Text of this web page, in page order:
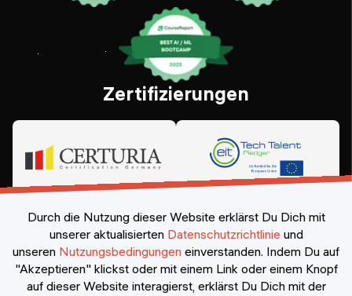
Zertifizierungen
Durch die Nutzung dieser Website erklärst Du Dich mit
unserer aktualisierten Datenschutzrichtlinie und
unseren Nutzungsbedingungen einverstanden. Indem Du auf
"Akzeptieren" klickst oder mit einem Link oder einem Knopf
auf dieser Website interagierst, erklärst Du Dich mit der